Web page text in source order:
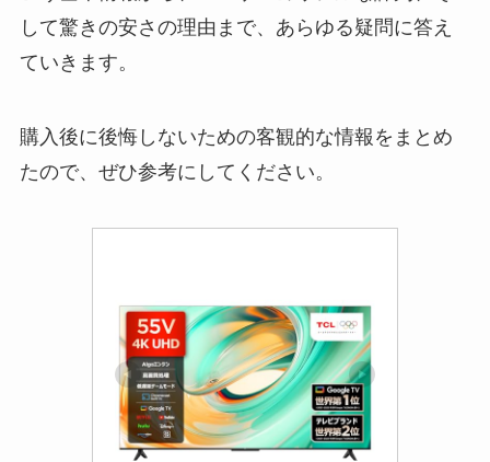
して驚きの安さの理由まで、あらゆる疑問に答え
ていきます。
購入後に後悔しないための客観的な情報をまとめ
たので、ぜひ参考にしてください。